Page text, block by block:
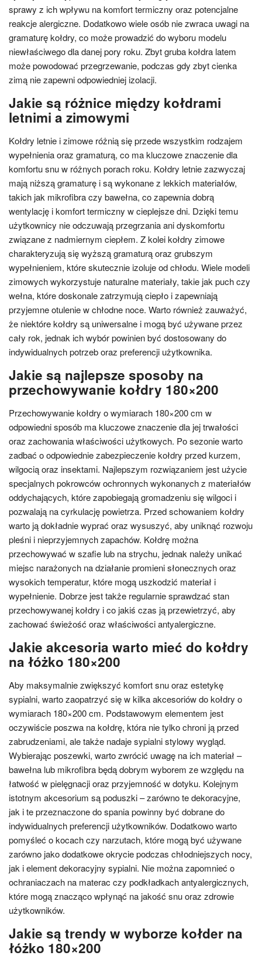
sprawy z ich wpływu na komfort termiczny oraz potencjalne
reakcje alergiczne. Dodatkowo wiele osób nie zwraca uwagi na
gramaturę kołdry, co może prowadzić do wyboru modelu
niewłaściwego dla danej pory roku. Zbyt gruba kołdra latem
może powodować przegrzewanie, podczas gdy zbyt cienka
zimą nie zapewni odpowiedniej izolacji.
Jakie są różnice między kołdrami
letnimi a zimowymi
Kołdry letnie i zimowe różnią się przede wszystkim rodzajem
wypełnienia oraz gramaturą, co ma kluczowe znaczenie dla
komfortu snu w różnych porach roku. Kołdry letnie zazwyczaj
mają niższą gramaturę i są wykonane z lekkich materiałów,
takich jak mikrofibra czy bawełna, co zapewnia dobrą
wentylację i komfort termiczny w cieplejsze dni. Dzięki temu
użytkownicy nie odczuwają przegrzania ani dyskomfortu
związane z nadmiernym ciepłem. Z kolei kołdry zimowe
charakteryzują się wyższą gramaturą oraz grubszym
wypełnieniem, które skutecznie izoluje od chłodu. Wiele modeli
zimowych wykorzystuje naturalne materiały, takie jak puch czy
wełna, które doskonale zatrzymują ciepło i zapewniają
przyjemne otulenie w chłodne noce. Warto również zauważyć,
że niektóre kołdry są uniwersalne i mogą być używane przez
cały rok, jednak ich wybór powinien być dostosowany do
indywidualnych potrzeb oraz preferencji użytkownika.
Jakie są najlepsze sposoby na
przechowywanie kołdry 180×200
Przechowywanie kołdry o wymiarach 180×200 cm w
odpowiedni sposób ma kluczowe znaczenie dla jej trwałości
oraz zachowania właściwości użytkowych. Po sezonie warto
zadbać o odpowiednie zabezpieczenie kołdry przed kurzem,
wilgocią oraz insektami. Najlepszym rozwiązaniem jest użycie
specjalnych pokrowców ochronnych wykonanych z materiałów
oddychających, które zapobiegają gromadzeniu się wilgoci i
pozwalają na cyrkulację powietrza. Przed schowaniem kołdry
warto ją dokładnie wyprać oraz wysuszyć, aby uniknąć rozwoju
pleśni i nieprzyjemnych zapachów. Kołdrę można
przechowywać w szafie lub na strychu, jednak należy unikać
miejsc narażonych na działanie promieni słonecznych oraz
wysokich temperatur, które mogą uszkodzić materiał i
wypełnienie. Dobrze jest także regularnie sprawdzać stan
przechowywanej kołdry i co jakiś czas ją przewietrzyć, aby
zachować świeżość oraz właściwości antyalergiczne.
Jakie akcesoria warto mieć do kołdry
na łóżko 180×200
Aby maksymalnie zwiększyć komfort snu oraz estetykę
sypialni, warto zaopatrzyć się w kilka akcesoriów do kołdry o
wymiarach 180×200 cm. Podstawowym elementem jest
oczywiście poszwa na kołdrę, która nie tylko chroni ją przed
zabrudzeniami, ale także nadaje sypialni stylowy wygląd.
Wybierając poszewki, warto zwrócić uwagę na ich materiał –
bawełna lub mikrofibra będą dobrym wyborem ze względu na
łatwość w pielęgnacji oraz przyjemność w dotyku. Kolejnym
istotnym akcesorium są poduszki – zarówno te dekoracyjne,
jak i te przeznaczone do spania powinny być dobrane do
indywidualnych preferencji użytkowników. Dodatkowo warto
pomyśleć o kocach czy narzutach, które mogą być używane
zarówno jako dodatkowe okrycie podczas chłodniejszych nocy,
jak i element dekoracyjny sypialni. Nie można zapomnieć o
ochraniaczach na materac czy podkładkach antyalergicznych,
które mogą znacząco wpłynąć na jakość snu oraz zdrowie
użytkowników.
Jakie są trendy w wyborze kołder na
łóżko 180×200